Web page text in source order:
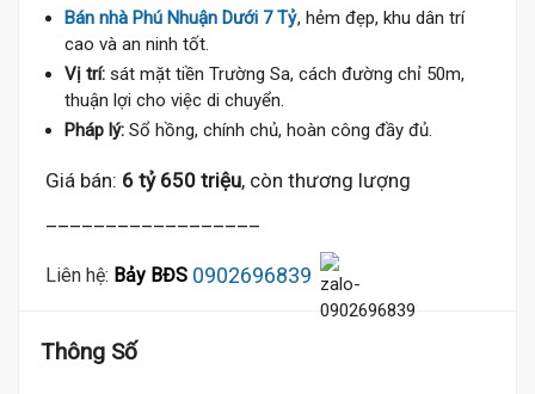
Bán nhà Phú Nhuận Dưới 7 Tỷ, hẻm đẹp, khu dân trí
cao và an ninh tốt.
Vị trí: sát mặt tiền Trường Sa, cách đường chỉ 50m,
thuận lợi cho việc di chuyển.
Pháp lý: Sổ hồng, chính chủ, hoàn công đầy đủ.
Giá bán: 6 tỷ 650 triệu, còn thương lượng
Liên hệ: Bảy BĐS 0902696839
Thông Số